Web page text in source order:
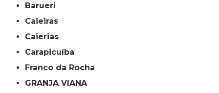
Barueri
Caieiras
Caierias
Carapicuíba
Franco da Rocha
GRANJA VIANA